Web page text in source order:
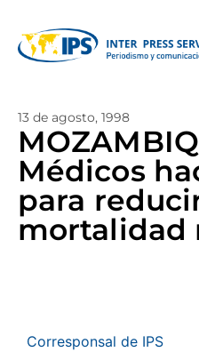
13 de agosto, 1998
Médicos
para
mortalidad
Corresponsal de IPS